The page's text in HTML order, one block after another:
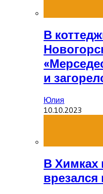
В
и
Юлия
10.10.2023
В Химках
врезался